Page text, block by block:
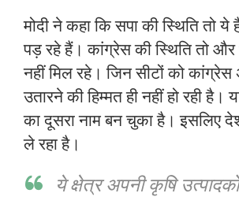
मोदी ने कहा कि सपा की स्थिति तो
पड़ रहे हैं। कांग्रेस की स्थिति तो और
नहीं मिल रहे। जिन सीटों को कांग्रेस
उतारने की हिम्मत ही नहीं हो रही
का दूसरा नाम बन चुका है। इसलिए
ले रहा है।
ये क्षेत्र अपनी कृषि